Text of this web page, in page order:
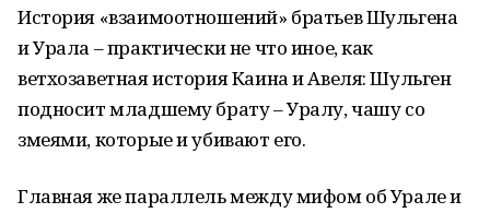
История «взаимоотношений» братьев Шульгена
и Урала – практически не что иное, как
ветхозаветная история Каина и Авеля: Шульген
подносит младшему брату – Уралу, чашу со
змеями, которые и убивают его.
Главная же параллель между мифом об Урале и